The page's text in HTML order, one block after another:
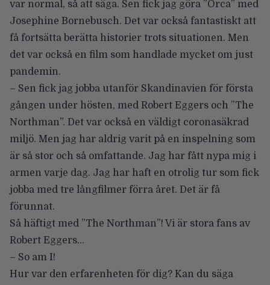
var normal, så att säga. Sen fick jag göra ”Orca” med
Josephine Bornebusch. Det var också fantastiskt att
få fortsätta berätta historier trots situationen. Men
det var också en film som handlade mycket om just
pandemin.
– Sen fick jag jobba utanför Skandinavien för första
gången under hösten, med Robert Eggers och ”The
Northman”. Det var också en väldigt coronasäkrad
miljö. Men jag har aldrig varit på en inspelning som
är så stor och så omfattande. Jag har fått nypa mig i
armen varje dag. Jag har haft en otrolig tur som fick
jobba med tre långfilmer förra året. Det är få
förunnat.
Så häftigt med ”The Northman”! Vi är stora fans av
Robert Eggers…
– So am I!
Hur var den erfarenheten för dig? Kan du säga